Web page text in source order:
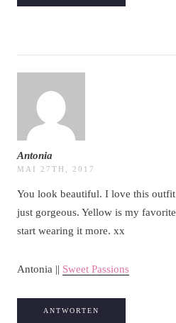
Antonia
MAI 27TH, 2017
You look beautiful. I love this outfit
just gorgeous. Yellow is my
start wearing it more. xx
Antonia || Sweet Passions
ANTWORTEN